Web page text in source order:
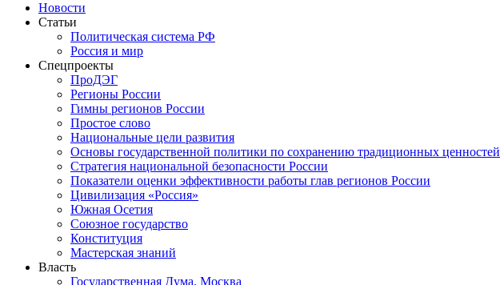
Новости
Статьи
Политическая система РФ
Россия и мир
Спецпроекты
ПроДЭГ
Регионы России
Гимны регионов России
Простое слово
Национальные цели развития
Основы государственной политики по сохранению традиционных ценностей
Стратегия национальной безопасности России
Показатели оценки эффективности работы глав регионов России
Цивилизация «Россия»
Южная Осетия
Союзное государство
Конституция
Мастерская знаний
Власть
Государственная Дума. Москва